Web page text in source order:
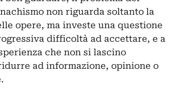
non riguarda soltanto la
opere, ma investe una questione
difficoltà ad accettare, e a
che non si lascino
ad informazione, opinione o